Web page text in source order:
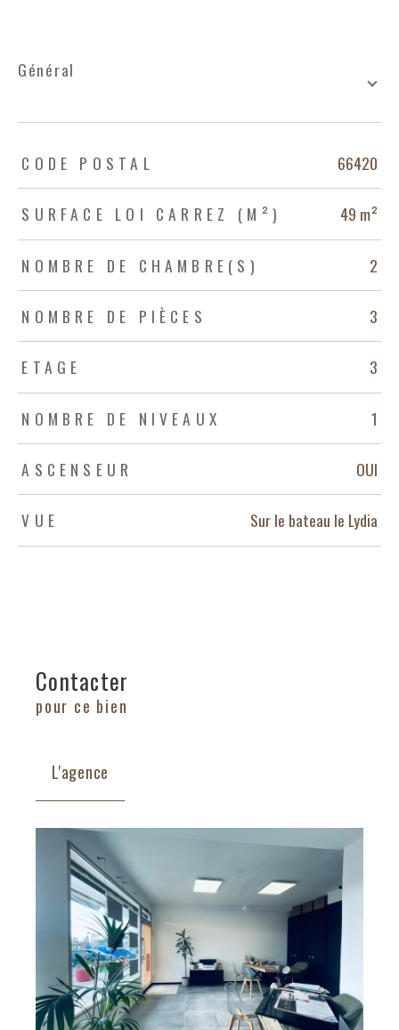
général
TRAD_ZEPHYR_Caracteristique
CODE POSTAL 66420
SURFACE LOI CARREZ (M²) 49 m²
NOMBRE DE CHAMBRE(S) 2
NOMBRE DE PIÈCES 3
ETAGE 3
NOMBRE DE NIVEAUX 1
ASCENSEUR OUI
VUE Sur le bateau le Lydia
Contacter
pour ce bien
L'agence